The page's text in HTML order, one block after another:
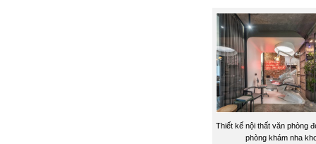
Thiết kế nội thất văn phòng
phòng khám nha